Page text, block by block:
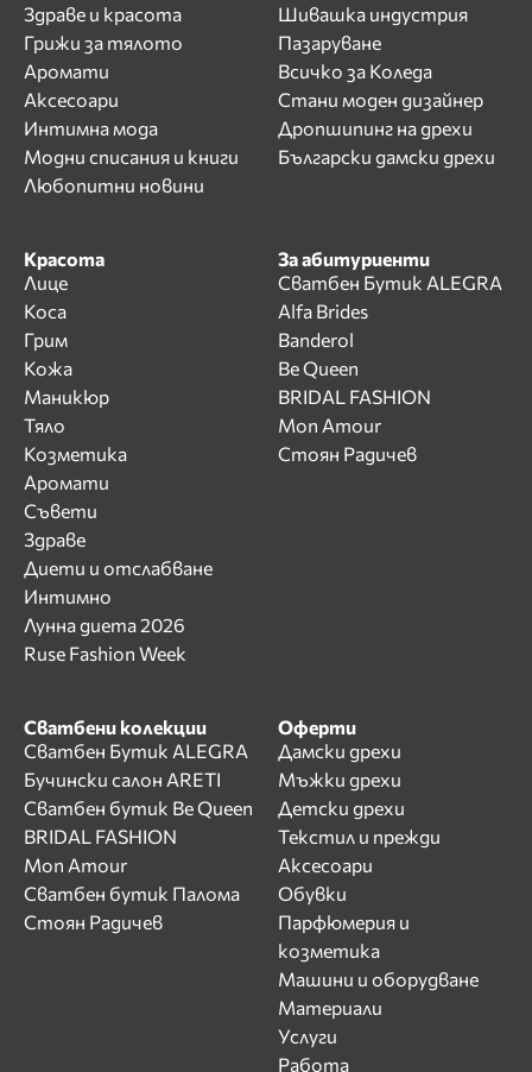
Здраве и красота
Грижи за тялото
Аромати
Аксесоари
Интимна мода
Модни списания и книги
Любопитни новини
Шивашка индустрия
Пазаруване
Всичко за Коледа
Стани моден дизайнер
Дропшипинг на дрехи
Български дамски дрехи
Красота
Лице
Коса
Грим
Кожа
Маникюр
Тяло
Козметика
Аромати
Съвети
Здраве
Диети и отслабване
Интимно
Лунна диета 2026
Ruse Fashion Week
За абитуриенти
Сватбен Бутик ALEGRA
Alfa Brides
Banderol
Be Queen
BRIDAL FASHION
Mon Amour
Стоян Радичев
Сватбени колекции
Сватбен Бутик ALEGRA
Бучински салон ARETI
Сватбен бутик Be Queen
BRIDAL FASHION
Mon Amour
Сватбен бутик Палома
Стоян Радичев
Оферти
Дамски дрехи
Мъжки дрехи
Детски дрехи
Текстил и прежди
Аксесоари
Обувки
Парфюмерия и
козметика
Машини и оборудване
Материали
Услуги
Работа